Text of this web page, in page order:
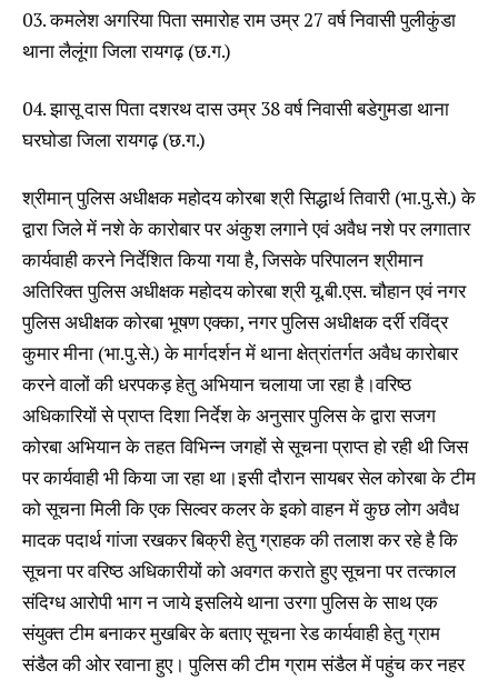
03. कमलेश अगरिया पिता समारोह राम उम्र 27 वर्ष निवासी पुलीकुंडा
थाना लैलूंगा जिला रायगढ़ (छ.ग.)
04. झासू दास पिता दशरथ दास उम्र 38 वर्ष निवासी बडेगुमडा थाना
घरघोडा जिला रायगढ़ (छ.ग.)
श्रीमान् पुलिस अधीक्षक महोदय कोरबा श्री सिद्धार्थ तिवारी (भा.पु.से.) के
द्वारा जिले में नशे के कारोबार पर अंकुश लगाने एवं अवैध नशे पर लगातार
कार्यवाही करने निर्देशित किया गया है, जिसके परिपालन श्रीमान
अतिरिक्त पुलिस अधीक्षक महोदय कोरबा श्री यू.बी.एस. चौहान एवं नगर
पुलिस अधीक्षक कोरबा भूषण एक्का, नगर पुलिस अधीक्षक दर्री रविंद्र
कुमार मीना (भा.पु.से.) के मार्गदर्शन में थाना क्षेत्रांतर्गत अवैध कारोबार
करने वालों की धरपकड़ हेतु अभियान चलाया जा रहा है।वरिष्ठ
अधिकारियों से प्राप्त दिशा निर्देश के अनुसार पुलिस के द्वारा सजग
कोरबा अभियान के तहत विभिन्न जगहों से सूचना प्राप्त हो रही थी जिस
पर कार्यवाही भी किया जा रहा था।इसी दौरान सायबर सेल कोरबा के टीम
को सूचना मिली कि एक सिल्वर कलर के इको वाहन में कुछ लोग अवैध
मादक पदार्थ गांजा रखकर बिक्री हेतु ग्राहक की तलाश कर रहे है कि
सूचना पर वरिष्ठ अधिकारीयों को अवगत कराते हुए सूचना पर तत्काल
संदिग्ध आरोपी भाग न जाये इसलिये थाना उरगा पुलिस के साथ एक
संयुक्त टीम बनाकर मुखबिर के बताए सूचना रेड कार्यवाही हेतु ग्राम
संडैल की ओर रवाना हुए। पुलिस की टीम ग्राम संडैल में पहुंच कर नहर